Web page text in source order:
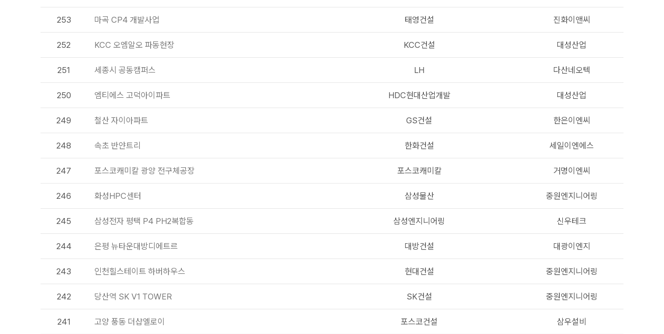
253 마곡 CP4 개발사업 태영건설 진화이앤씨
252 KCC 오엠알오 파동현장 KCC건설 대성산업
251 세종시 공동캠퍼스 LH 다산네오텍
250 엠티에스 고덕아이파트 HDC현대산업개발 대성산업
249 철산 자이아파트 GS건설 한은이엔씨
248 속초 반얀트리 한화건설 세일이엔에스
247 포스코캐미칼 광양 전구체공장 포스코캐미칼 거명이엔씨
246 화성HPC센터 삼성물산 중원엔지니어링
245 삼성전자 평택 P4 PH2복합동 삼성엔지니어링 신우테크
244 은평 뉴타운대방디에트르 대방건설 대광이엔지
243 인천힐스테이트 하버하우스 현대건설 중원엔지니어링
242 당산역 SK V1 TOWER SK건설 중원엔지니어링
241 고양 풍동 더샵엘로이 포스코건설 삼우설비